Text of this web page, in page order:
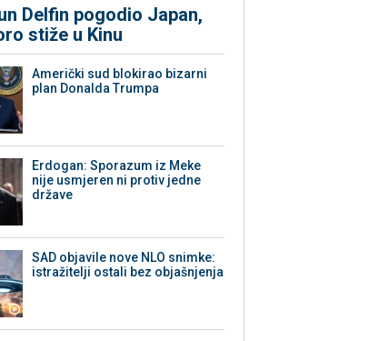
Delfin pogodio Japan,
stiže u Kinu
Američki sud blokirao bizarni
plan Donalda Trumpa
Erdogan: Sporazum iz Meke
nije usmjeren ni protiv jedne
države
SAD objavile nove NLO snimke:
istražitelji ostali bez objašnjenja